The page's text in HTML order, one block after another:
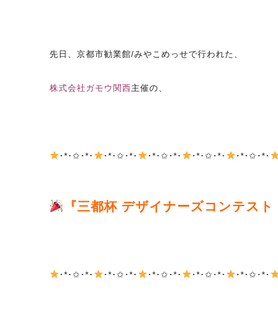
先日、京都市勧業館/みやこめっせで行われた、
株式会社ガモウ関西主催の、
･*･✩･*･ ･*･✩･*･ ･*･✩･*･ ･*･✩･*･ ･*･✩･*･
『三都杯 デザイナーズコンテスト
･*･✩･*･ ･*･✩･*･ ･*･✩･*･ ･*･✩･*･ ･*･✩･*･